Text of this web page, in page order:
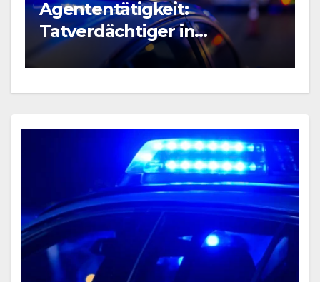
Agententätigkeit:
Tatverdächtiger in
Untersuchungshaft